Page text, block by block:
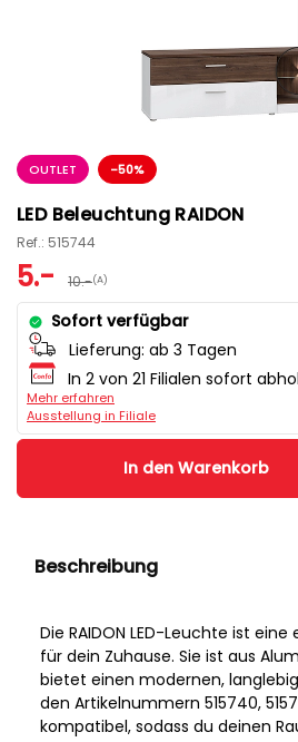
OUTLET -50%
LED Beleuchtung RAIDON
Ref.: 515744
5.- 10.-(A)
Sofort verfügbar
Lieferung: ab 3 Tagen
In 2 von 21 Filialen sofort
Mehr erfahren
Ausstellung in Filiale
In den Warenkorb
Beschreibung
Die RAIDON LED-Leuchte ist
für dein Zuhause. Sie ist aus
bietet einen modernen,
den Artikelnummern 515740,
kompatibel, sodass du deinen